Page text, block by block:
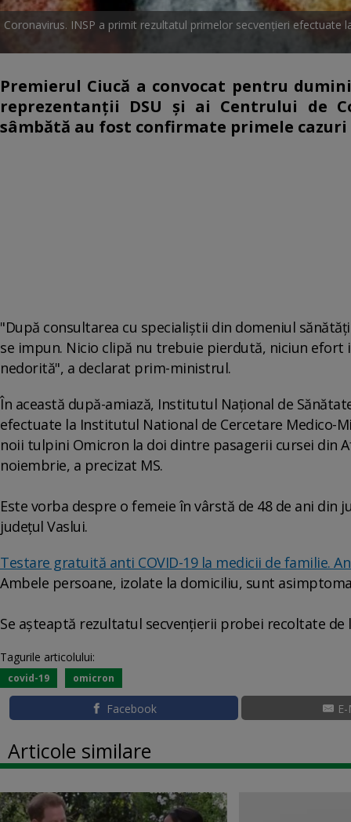
Coronavirus. INSP a primit rezultatul primelor secvenţieri
Premierul Ciucă a convocat pentru
reprezentanții DSU și ai Centrului de
sâmbătă au fost confirmate primele cazuri
"După consultarea cu specialiştii din domeniul
se impun. Nicio clipă nu trebuie pierdută, niciun
nedorită", a declarat prim-ministrul.
În această după-amiază, Institutul Naţional de
efectuate la Institutul National de Cercetare Medico-
noii tulpini Omicron la doi dintre pasagerii cursei din
noiembrie, a precizat MS.
Este vorba despre o femeie în vârstă de 48 de ani din
judeţul Vaslui.
Testare gratuită anti COVID-19 la medicii de familie.
Ambele persoane, izolate la domiciliu, sunt
Se aşteaptă rezultatul secvenţierii probei recoltate
Tagurile articolului:
covid-19 omicron
Facebook
Articole similare